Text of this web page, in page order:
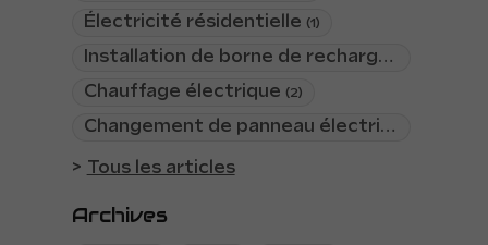
Électricité résidentielle (1)
Installation de borne de recharge
Chauffage électrique (2)
Changement de panneau électrique
Tous les articles
Archives